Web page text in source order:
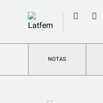
NOTAS